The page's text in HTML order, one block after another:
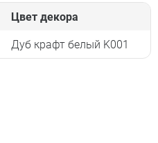
Цвет декора
Дуб крафт белый K001